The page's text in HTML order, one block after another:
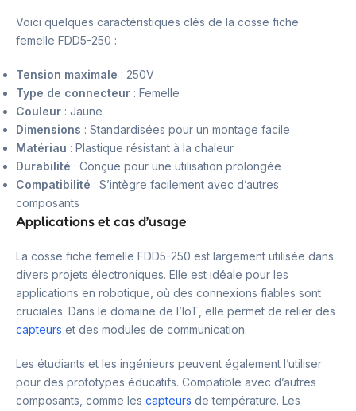
Voici quelques caractéristiques clés de la cosse fiche
femelle FDD5-250 :
Tension maximale : 250V
Type de connecteur : Femelle
Couleur : Jaune
Dimensions : Standardisées pour un montage facile
Matériau : Plastique résistant à la chaleur
Durabilité : Conçue pour une utilisation prolongée
Compatibilité : S’intègre facilement avec d’autres
composants
Applications et cas d’usage
La cosse fiche femelle FDD5-250 est largement utilisée dans
divers projets électroniques. Elle est idéale pour les
applications en robotique, où des connexions fiables sont
cruciales. Dans le domaine de l’IoT, elle permet de relier des
capteurs et des modules de communication.
Les étudiants et les ingénieurs peuvent également l’utiliser
pour des prototypes éducatifs. Compatible avec d’autres
composants, comme les capteurs de température. Les